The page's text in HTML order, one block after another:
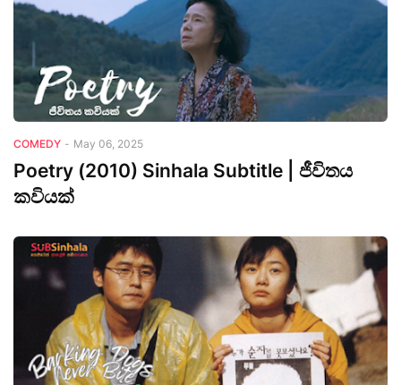
COMEDY - May 06, 2025
Poetry (2010) Sinhala Subtitle | ජීවිතය
කවියක්